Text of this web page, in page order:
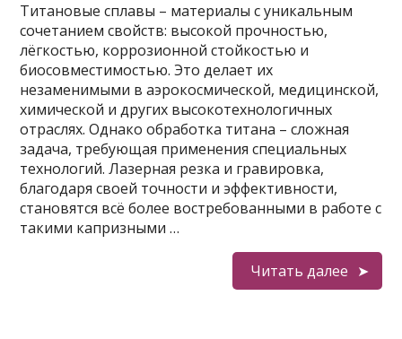
Титановые сплавы – материалы с уникальным
сочетанием свойств: высокой прочностью,
лёгкостью, коррозионной стойкостью и
биосовместимостью. Это делает их
незаменимыми в аэрокосмической, медицинской,
химической и других высокотехнологичных
отраслях. Однако обработка титана – сложная
задача, требующая применения специальных
технологий. Лазерная резка и гравировка,
благодаря своей точности и эффективности,
становятся всё более востребованными в работе с
такими капризными …
Читать далее